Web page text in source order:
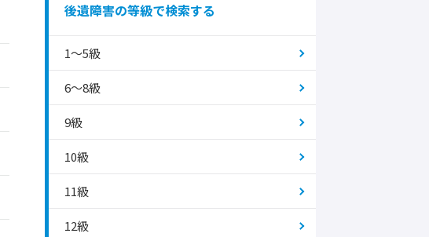
後遺障害の等級で検索する
1～5級
6～8級
9級
10級
11級
12級